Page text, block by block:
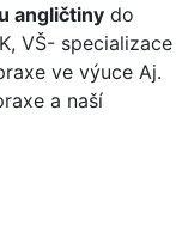
angličtiny do
VŠ- specializace
ve výuce Aj.
a naší